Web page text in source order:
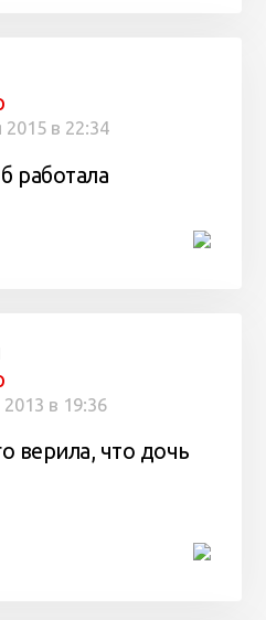
2015 в 22:34
работала
2013 в 19:36
верила, что дочь